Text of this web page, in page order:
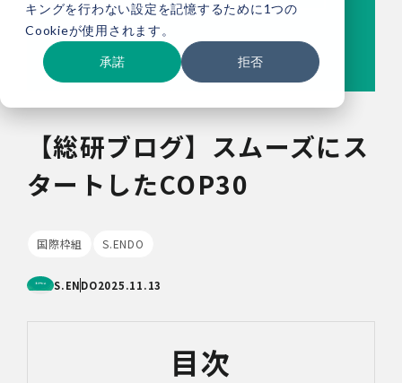
キングを行わない設定を記憶するために1つの
Cookieが使用されます。
承諾 拒否
【総研ブログ】スムーズにス
タートしたCOP30
国際枠組 S.ENDO
S.ENDO2025.11.13
目次